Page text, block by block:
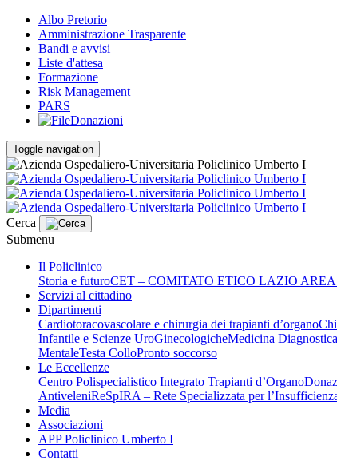
Albo Pretorio
Amministrazione Trasparente
Bandi e avvisi
Liste d'attesa
Formazione
Risk Management
PARS
Donazioni
Toggle navigation
Cerca
Submenu
Il Policlinico
Storia e futuroCET – COMITATO ETICO LAZIO AREA
Servizi al cittadino
Dipartimenti
Cardiotoracovascolare e chirurgia dei trapianti d’organo
Infantile e Scienze UroGinecologicheMedicina
MentaleTesta ColloPronto soccorso
Le Eccellenze
Centro Polispecialistico Integrato Trapianti d’Organo
AntiveleniReSpIRA – Rete Specializzata per
Media
Associazioni
APP Policlinico Umberto I
Contatti